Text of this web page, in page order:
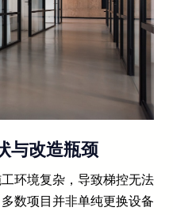
与改造瓶颈
环境复杂，导致梯控无法
数项目并非单纯更换设备